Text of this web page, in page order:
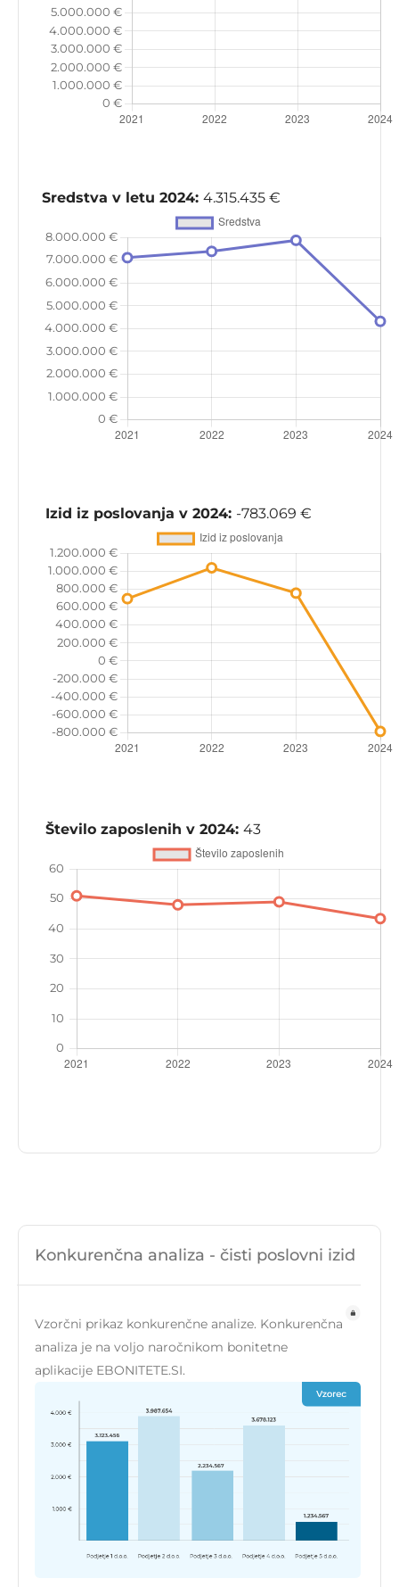
Sredstva v letu 2024: 4.315.435 €
Izid iz poslovanja v 2024: -783.069 €
Število zaposlenih v 2024: 43
Konkurenčna analiza - čisti poslovni izid
Vzorčni prikaz konkurenčne analize. Konkurenčna
analiza je na voljo naročnikom bonitetne
aplikacije EBONITETE.SI.